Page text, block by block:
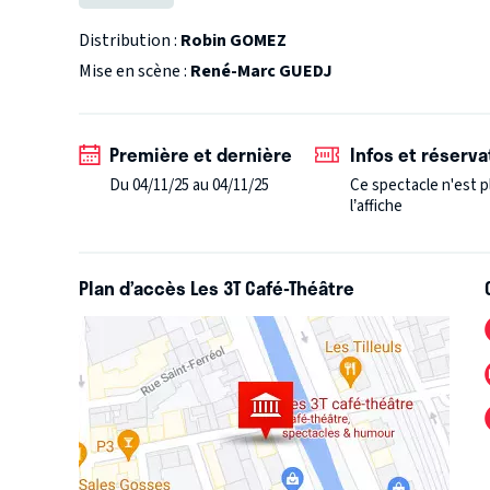
hilarantes et décalées. En cette année 2025, sur
pour votre plus grand plaisir. C’est l’occasion de le
lui des moments que vous n’oublierez pas.
Distribution : Robin GOMEZ
Mise en scène : René-Marc GUEDJ
Première et dernière
Du 04/11/25 au 04/11/25
Infos et
Ce spectacle n'est
l’affiche
Plan d’accès Les 3T Café-Théâtre